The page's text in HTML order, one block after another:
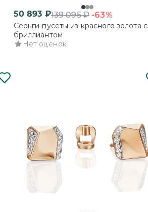
50 893 ₽139 095₽ -63%
Серьги-пусеты из красного золота с
бриллиантом
Нет оценок